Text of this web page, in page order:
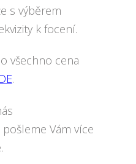
s výběrem
k focení.
všechno cena
.
pošleme Vám více